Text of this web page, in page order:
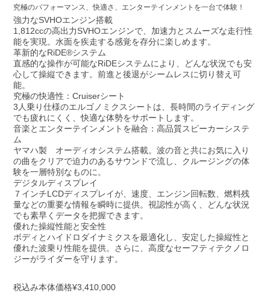
究極のパフォーマンス、快適さ、エンターテインメントを一台で体験！
強力なSVHOエンジン搭載
1,812ccの高出力SVHOエンジンで、加速力とスムーズな走行性
能を実現。水面を疾走する感覚を存分に楽しめます。
革新的なRiDE®システム
直感的な操作が可能なRiDEシステムにより、どんな状況でも安
心して操縦できます。前進と後退がシームレスに切り替え可
能。
究極の快適性：Cruiserシート
3人乗り仕様のエルゴノミクスシートは、長時間のライディング
でも疲れにくく、快適な体勢をサポートします。
音楽とエンターテインメントを融合：高品質スピーカーシステ
ム
ヤマハ製 オーディオシステム搭載。波の音と共にお気に入り
の曲をクリアで迫力のあるサウンドで流し、クルージングの体
験を一層特別なものに。
デジタルディスプレイ
７インチLCDディスプレイが、速度、エンジン回転数、燃料残
量などの重要な情報を瞬時に提供。視認性が高く、どんな状況
でも素早くデータを把握できます。
優れた操縦性能と安全性
ボディとハイドロダイナミクスを最適化し、安定した操縦性と
優れた波乗り性能を提供。さらに、高度なセーフティテクノロ
ジーがライダーを守ります。
税込み本体価格¥3,410,000